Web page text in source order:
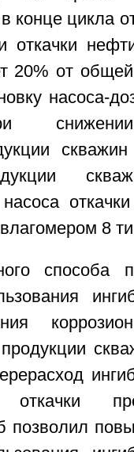
конце цикла
откачки
20% от
насоса-
8
способа
откачки